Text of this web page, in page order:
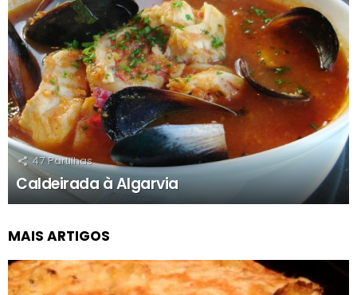
47 Partilhas
Caldeirada à Algarvia
MAIS ARTIGOS